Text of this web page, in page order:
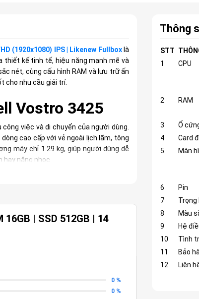
Thông
STT
1
CPU
2
RAM
3
Ổ
4
Card
5
Màn
6
Pin
7
Trọng
8
Màu
9
Hệ
10
Tình
11
Bảo
12
Liên
(1920x1080) IPS | Likenew Fullboxlà
kế tinh tế, hiệu năng mạnh mẽ và
nét, cùng cấu hình RAM và lưu trữ ấn
cho nhu cầu giải trí.
Vostro 3425
việc và di chuyển của người dùng.
cao cấp với vẻ ngoài lịch lãm, tông
máy chỉ 1.29 kg, giúp người dùng dễ
hay nặng nhọc
hảo giữa tính thẩm mỹ và độ bền,
3425 đáp ứng
đáp ứng nhu cầu làm việc và giải trí
và 16 luồng xử lý, giúp tối ưu hóa
| SSD 512GB | 14
0 %
0 %